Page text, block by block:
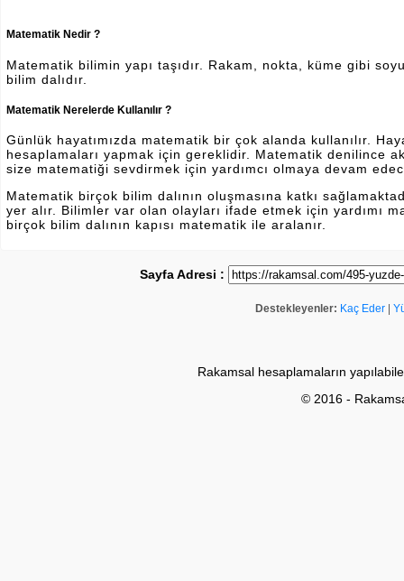
Matematik Nedir ?
Matematik bilimin yapı taşıdır. Rakam, nokta, küme gibi
bilim dalıdır.
Matematik Nerelerde Kullanılır ?
Günlük hayatımızda matematik bir çok alanda kullanılır.
hesaplamaları yapmak için gereklidir. Matematik denilince
size matematiği sevdirmek için yardımcı olmaya devam
Matematik birçok bilim dalının oluşmasına katkı
yer alır. Bilimler var olan olayları ifade etmek için yardımı
birçok bilim dalının kapısı matematik ile aralanır.
Sayfa Adresi :
Destekleyenler: Kaç Eder
Rakamsal hesaplamaların
© 2016 -